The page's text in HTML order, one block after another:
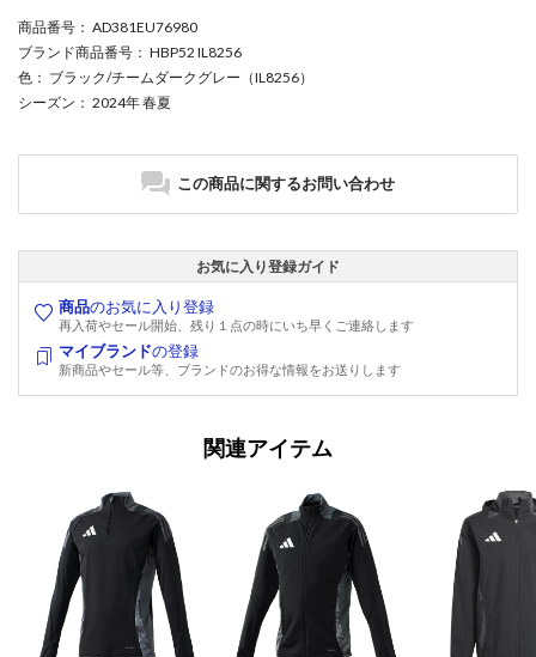
商品番号 ： AD381EU76980
ブランド商品番号 ： HBP52 IL8256
色 ： ブラック/チームダークグレー（IL8256）
シーズン ： 2024年 春夏
この商品に関するお問い合わせ
お気に入り登録ガイド
商品のお気に入り登録
再入荷やセール開始、残り１点の時にいち早くご連絡します
マイブランドの登録
新商品やセール等、ブランドのお得な情報をお送りします
関連アイテム